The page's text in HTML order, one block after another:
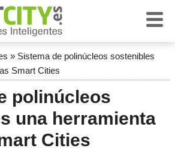
» Sistema de polinúcleos sostenibles
Smart Cities
polinúcleos
una herramienta
Cities